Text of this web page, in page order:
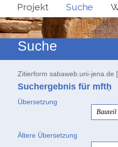
Projekt Suche
Suche
Zitierform sabaweb.uni-jena.de
Suchergebnis für mftḥ
Übersetzung
Bauteil
Ältere Übersetzung